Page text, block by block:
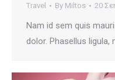
Travel By Miltos 20
Nam id sem quis
dolor. Phasellus ligula,